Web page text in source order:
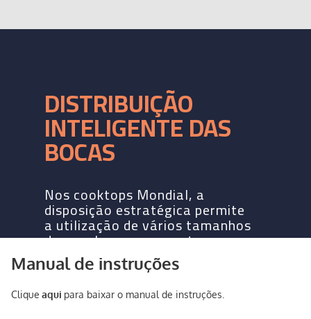
Manual de instruções
Clique aqui para baixar o manual de instruções.